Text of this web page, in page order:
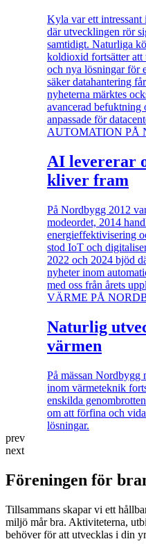
Kyla var ett
där utvecklingen rör
samtidigt. Naturliga
koldioxid fortsätter att
och nya lösningar för
säker datahantering
nyheterna märktes
avancerad befuktning
anpassade för
AUTOMATION PÅ
AI levererar
kliver fram
På Nordbygg 2012
modeordet, 2014
energieffektivisering
stod IoT och
2022 och 2024 bjöd
nyheter inom
med oss från årets
VÄRME PÅ
Naturlig
värmen
På mässan Nordbygg
inom värmeteknik
enskilda
om att förfina och
lösningar.
prev
next
Föreningen för
Tillsammans skapar vi ett
miljö mår bra. Aktiviteterna,
behöver för att utvecklas i din